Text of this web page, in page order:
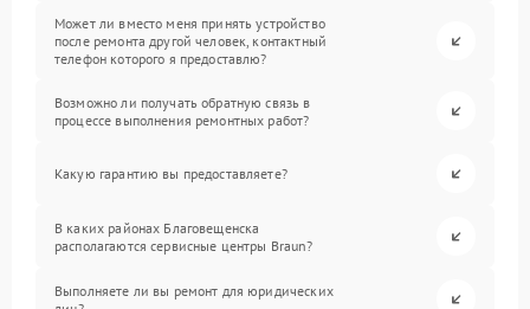
Может ли вместо меня принять устройство
после ремонта другой человек, контактный
телефон которого я предоставлю?
Возможно ли получать обратную связь в
процессе выполнения ремонтных работ?
Какую гарантию вы предоставляете?
В каких районах Благовещенска
располагаются сервисные центры Braun?
Выполняете ли вы ремонт для юридических